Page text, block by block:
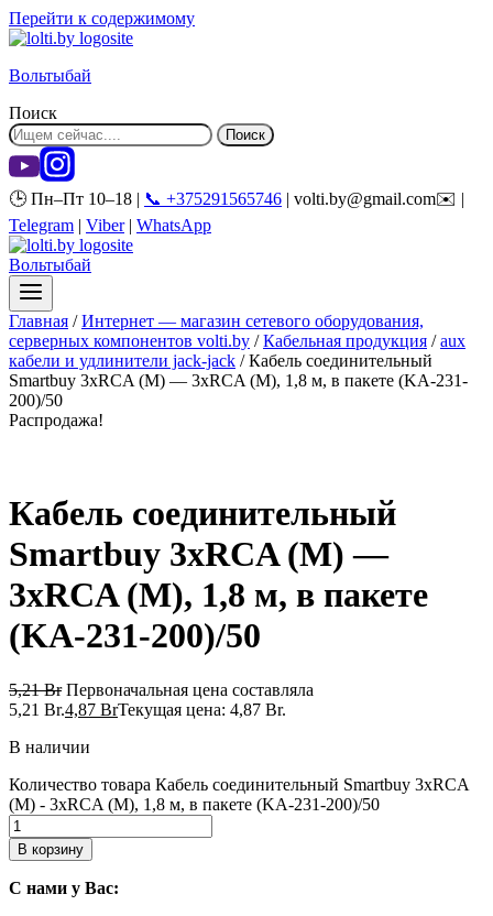
Перейти к содержимому
Вольтыбай
Поиск
Поиск
🕒 Пн–Пт 10–18 | 📞 +375291565746 | volti.by@gmail.com✉️ |
Telegram | Viber| WhatsApp
Вольтыбай
Главная / Интернет — магазин сетевого оборудования,
серверных компонентов volti.by / Кабельная продукция / aux
кабели и удлинители jack-jack / Кабель соединительный
Smartbuy 3xRCA (M) — 3xRCA (M), 1,8 м, в пакете (KA-231-
200)/50
Распродажа!
Кабель соединительный
Smartbuy 3xRCA (M) —
3xRCA (M), 1,8 м, в пакете
(KA-231-200)/50
5,21Br Первоначальная цена составляла
5,21 Br.4,87 BrТекущая цена: 4,87 Br.
В наличии
Количество товара Кабель соединительный Smartbuy 3xRCA
(M) - 3xRCA (M), 1,8 м, в пакете (KA-231-200)/50
В корзину
С нами у Вас: